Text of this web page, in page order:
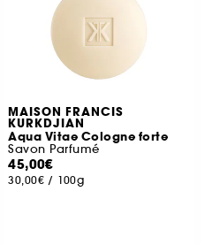
MAISON FRANCIS
KURKDJIAN
Aqua Vitae Cologne forte
Savon Parfumé
45,00€
30,00€ / 100g